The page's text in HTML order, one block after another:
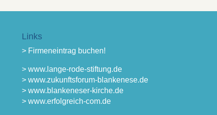
Links
> Firmeneintrag buchen!
> www.lange-rode-stiftung.de
> www.zukunftsforum-blankenese.de
> www.blankeneser-kirche.de
> www.erfolgreich-com.de